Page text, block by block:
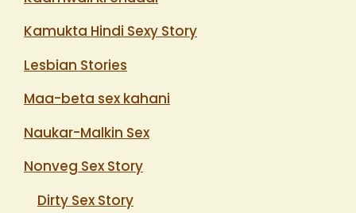
Kamukta Hindi Sexy Story
Lesbian Stories
Maa-beta sex kahani
Naukar-Malkin Sex
Nonveg Sex Story
Dirty Sex Story